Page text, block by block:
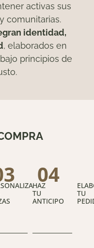
activas sus
comunitarias.
identidad,
, elaborados en
principios de
HAZ
TU
ANTICIPO
04
TU